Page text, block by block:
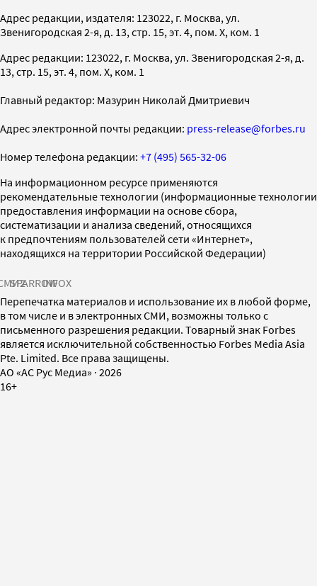
Адрес редакции, издателя: 123022, г. Москва, ул.
Звенигородская 2-я, д. 13, стр. 15, эт. 4, пом. X, ком. 1
Адрес редакции: 123022, г. Москва, ул. Звенигородская 2-я, д.
13, стр. 15, эт. 4, пом. X, ком. 1
Главный редактор: Мазурин Николай Дмитриевич
Адрес электронной почты редакции: press-release@forbes.ru
Номер телефона редакции: +7 (495) 565-32-06
На информационном ресурсе применяются
рекомендательные технологии (информационные технологии
предоставления информации на основе сбора,
систематизации и анализа сведений, относящихся
к предпочтениям пользователей сети «Интернет»,
находящихся на территории Российской Федерации)
SPARROWINFOX
Перепечатка материалов и использование их в любой форме,
в том числе и в электронных СМИ, возможны только с
письменного разрешения редакции. Товарный знак Forbes
является исключительной собственностью Forbes Media Asia
Pte. Limited. Все права защищены.
AO «АС Рус Медиа» · 2026
16+